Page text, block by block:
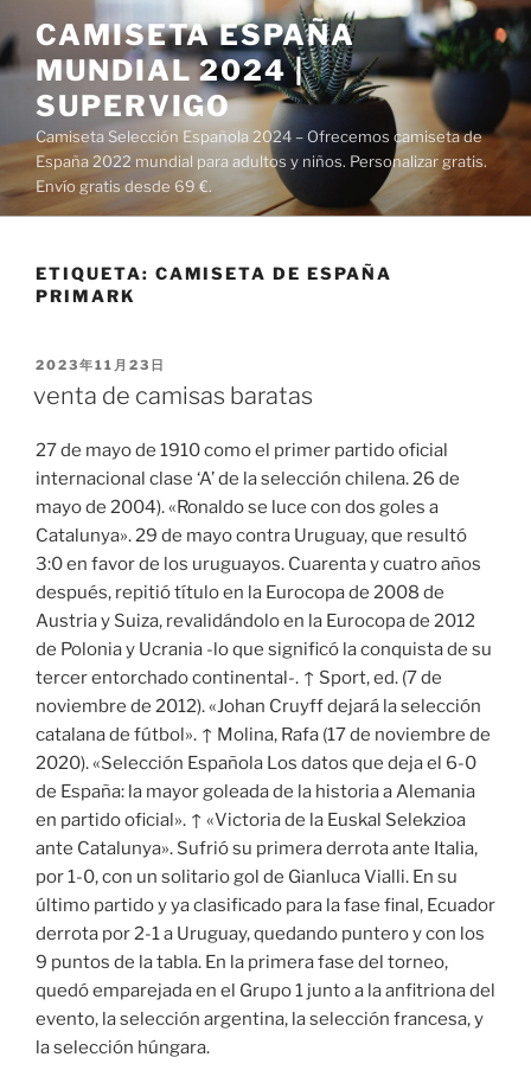
al
contenido
CAMISETA ESPAÑA
MUNDIAL 2024 |
SUPERVIGO
Camiseta Selección Española 2024 – Ofrecemos camiseta de
España 2022 mundial para adultos y niños. Personalizar gratis.
Envío gratis desde 69 €.
ETIQUETA: CAMISETA DE ESPAÑA
PRIMARK
PUBLICADO
2023年11月23日
venta de camisas baratas
27 de mayo de 1910 como el primer partido oficial
internacional clase ‘A’ de la selección chilena. 26 de
mayo de 2004). «Ronaldo se luce con dos goles a
Catalunya». 29 de mayo contra Uruguay, que resultó
3:0 en favor de los uruguayos. Cuarenta y cuatro años
después, repitió título en la Eurocopa de 2008 de
Austria y Suiza, revalidándolo en la Eurocopa de 2012
de Polonia y Ucrania -lo que significó la conquista de su
tercer entorchado continental-. ↑ Sport, ed. (7 de
noviembre de 2012). «Johan Cruyff dejará la selección
catalana de fútbol». ↑ Molina, Rafa (17 de noviembre de
2020). «Selección Española Los datos que deja el 6-0
de España: la mayor goleada de la historia a Alemania
en partido oficial». ↑ «Victoria de la Euskal Selekzioa
ante Catalunya». Sufrió su primera derrota ante Italia,
por 1-0, con un solitario gol de Gianluca Vialli. En su
último partido y ya clasificado para la fase final, Ecuador
derrota por 2-1 a Uruguay, quedando puntero y con los
9 puntos de la tabla. En la primera fase del torneo,
quedó emparejada en el Grupo 1 junto a la anfitriona del
evento, la selección argentina, la selección francesa, y
la selección húngara.